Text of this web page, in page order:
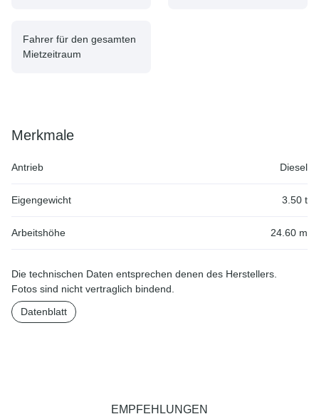
Fahrer für den gesamten
Mietzeitraum
Merkmale
Antrieb Diesel
Eigengewicht 3.50 t
Arbeitshöhe 24.60 m
Die technischen Daten entsprechen denen des Herstellers.
Fotos sind nicht vertraglich bindend.
Datenblatt
EMPFEHLUNGEN